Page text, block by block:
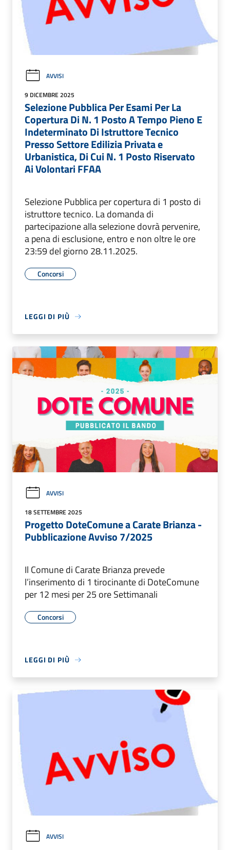
AVVISI
9 DICEMBRE 2025
Selezione Pubblica Per Esami Per La
Copertura Di N. 1 Posto A Tempo Pieno E
Indeterminato Di Istruttore Tecnico
Presso Settore Edilizia Privata e
Urbanistica, Di Cui N. 1 Posto Riservato
Ai Volontari FFAA
Selezione Pubblica per copertura di 1 posto di
istruttore tecnico. La domanda di
partecipazione alla selezione dovrà pervenire,
a pena di esclusione, entro e non oltre le ore
23:59 del giorno 28.11.2025.
Concorsi
LEGGI DI PIÙ
AVVISI
18 SETTEMBRE 2025
Progetto DoteComune a Carate Brianza -
Pubblicazione Avviso 7/2025
Il Comune di Carate Brianza prevede
l’inserimento di 1 tirocinante di DoteComune
per 12 mesi per 25 ore Settimanali
Concorsi
LEGGI DI PIÙ
AVVISI